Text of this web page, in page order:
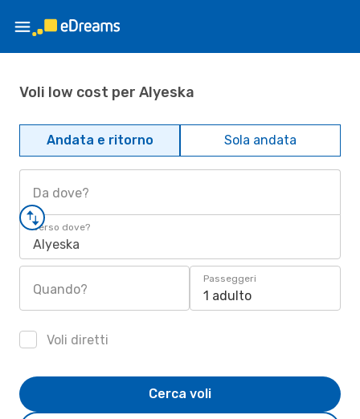
Voli low cost per Alyeska
Andata e ritorno Sola andata
Da dove?
Verso dove?
Alyeska
Quando?
Passeggeri
1 adulto
Voli diretti
Cerca voli